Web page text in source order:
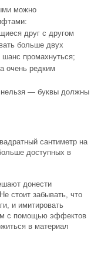
можно
друг с другом
больше двух
промахнуться;
очень редким
нельзя — буквы должны
сантиметр на
доступных в
донести
стоит забывать, что
и имитировать
с помощью эффектов
в материал